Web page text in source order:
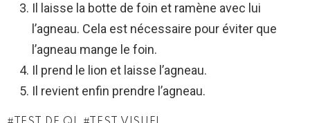
Il laisse la botte de foin et ramène avec lui
l’agneau. Cela est nécessaire pour éviter que
l’agneau mange le foin.
Il prend le lion et laisse l’agneau.
Il revient enfin prendre l’agneau.